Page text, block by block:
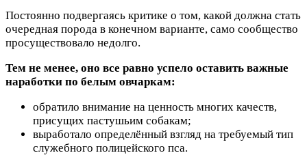
Постоянно подвергаясь критике о том, какой должна стать
очередная порода в конечном варианте, само сообщество
просуществовало недолго.
Тем не менее, оно все равно успело оставить важные
наработки по белым овчаркам:
обратило внимание на ценность многих качеств,
присущих пастушьим собакам;
выработало определённый взгляд на требуемый тип
служебного полицейского пса.